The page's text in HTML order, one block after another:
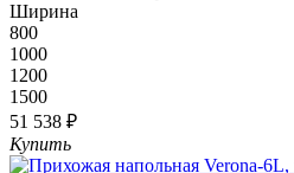
Ширина
800
1000
1200
1500
51 538 ₽
Купить